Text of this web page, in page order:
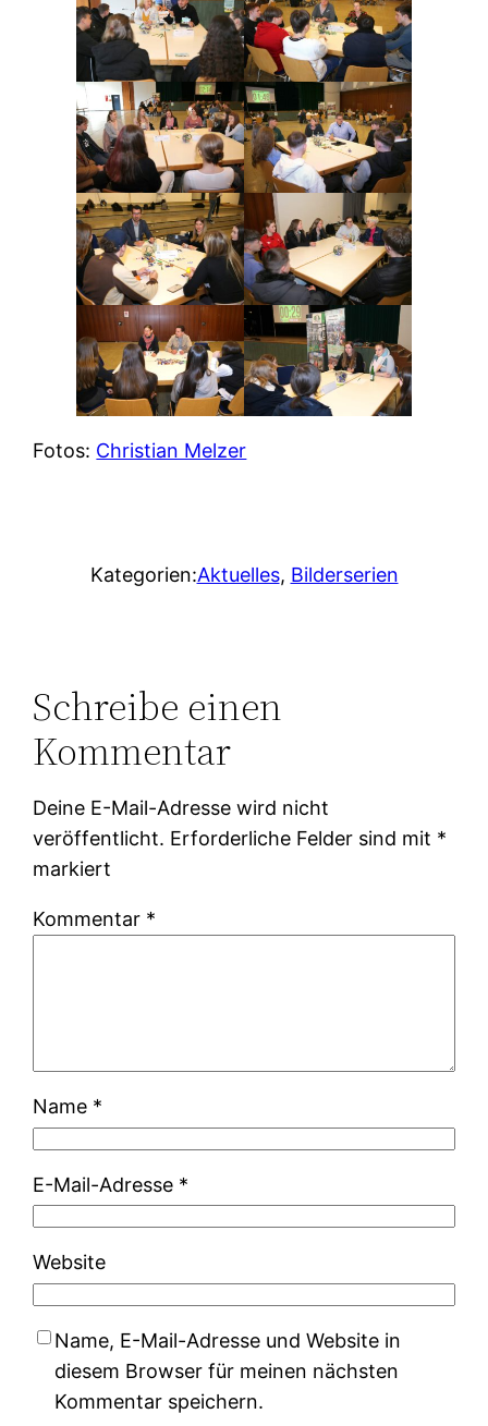
Fotos: Christian Melzer
Kategorien:Aktuelles, Bilderserien
Schreibe einen
Kommentar
Deine E-Mail-Adresse wird nicht
veröffentlicht. Erforderliche Felder sind mit *
markiert
Kommentar *
Name *
E-Mail-Adresse *
Website
Name, E-Mail-Adresse und Website in
diesem Browser für meinen nächsten
Kommentar speichern.